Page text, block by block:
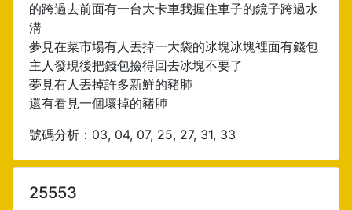
的跨過去前面有一台大卡車我握住車子的鏡子跨過水
溝
夢見在菜市場有人丟掉一大袋的冰塊冰塊裡面有錢包
主人發現後把錢包撿得回去冰塊不要了
夢見有人丟掉許多新鮮的豬肺
還有看見一個壞掉的豬肺
號碼分析：03, 04, 07, 25, 27, 31, 33
25553